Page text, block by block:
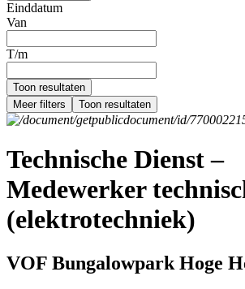
Einddatum
Van
T/m
Toon resultaten
Meer filters
Toon resultaten
Technische Dienst –
Medewerker
(elektrotechniek)
VOF Bungalowpark Hoge